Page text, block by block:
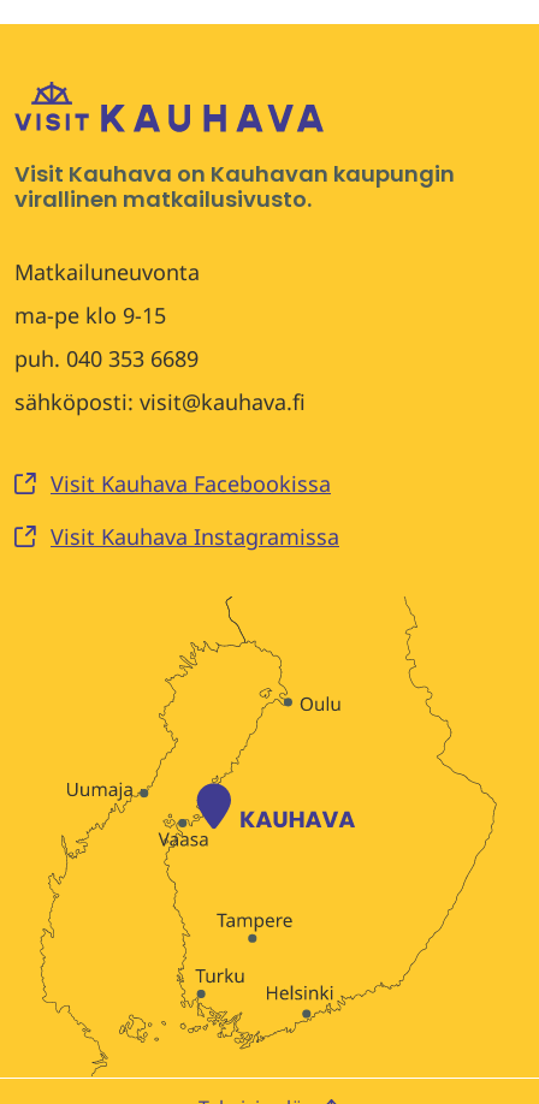
Visit Kauhava on Kauhavan kaupungin
virallinen matkailusivusto.
Matkailuneuvonta
ma-pe klo 9-15
puh. 040 353 6689
sähköposti: visit@kauhava.fi
Visit Kauhava Facebookissa
Visit Kauhava Instagramissa